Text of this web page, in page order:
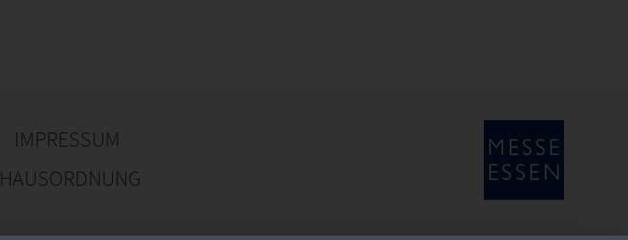
IMPRESSUM
HAUSORDNUNG